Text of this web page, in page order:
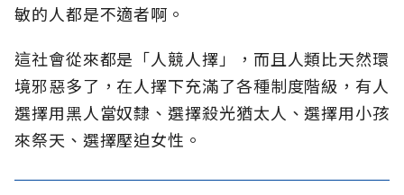
敏的人都是不適者啊。
這社會從來都是「人競人擇」，而且人類比天然環
境邪惡多了，在人擇下充滿了各種制度階級，有人
選擇用黑人當奴隸、選擇殺光猶太人、選擇用小孩
來祭天、選擇壓迫女性。